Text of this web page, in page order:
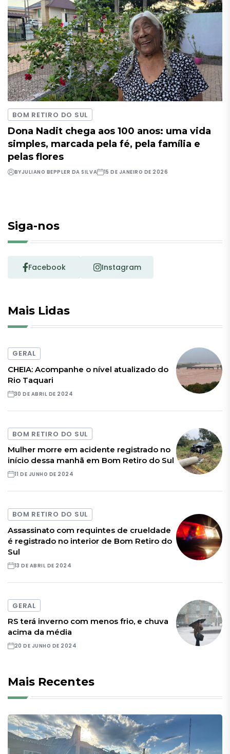
BOM RETIRO DO SUL
Dona Nadit chega aos 100 anos: uma vida
simples, marcada pela fé, pela família e
pelas flores
BYJULIANO BEPPLER DA SILVA 15 DE JANEIRO DE 2026
Siga-nos
Facebook Instagram
Mais Lidas
GERAL
CHEIA: Acompanhe o nível atualizado do
Rio Taquari
30 DE ABRIL DE 2024
BOM RETIRO DO SUL
Mulher morre em acidente registrado no
início dessa manhã em Bom Retiro do Sul
11 DE JUNHO DE 2024
BOM RETIRO DO SUL
Assassinato com requintes de crueldade
é registrado no interior de Bom Retiro do
Sul
13 DE ABRIL DE 2024
GERAL
RS terá inverno com menos frio, e chuva
acima da média
20 DE JUNHO DE 2024
Mais Recentes